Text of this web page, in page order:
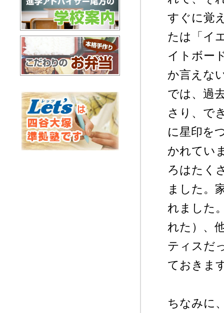
すぐに覚
たは「イ
イトボー
か言えな
では、過
さり、で
に星印を
かれてい
ろはたく
ました。
れました
れた）、
ティスだ
ておきま
ちなみに
進学アドバイザー尾方の学校案内